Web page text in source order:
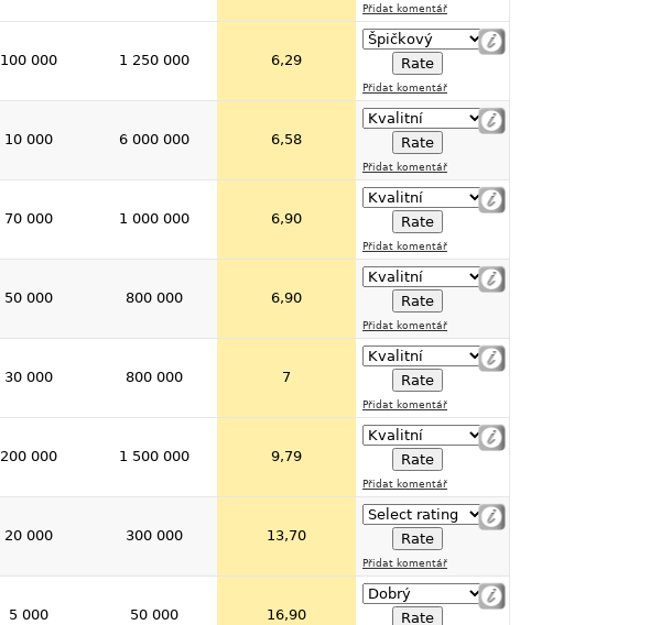
Přidat komentář
100 000 1 250 000 6,29
Přidat komentář
10 000 6 000 000 6,58
Přidat komentář
70 000 1 000 000 6,90
Přidat komentář
50 000 800 000 6,90
Přidat komentář
30 000 800 000 7
Přidat komentář
200 000 1 500 000 9,79
Přidat komentář
20 000 300 000 13,70
Přidat komentář
5 000 50 000 16,90